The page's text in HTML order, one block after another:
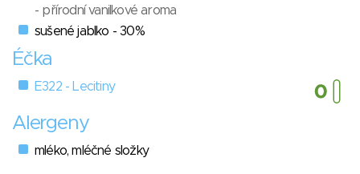
- přírodní vanilkové aroma
sušené jablko - 30%
Éčka
E322 - Lecitiny
Alergeny
mléko, mléčné složky